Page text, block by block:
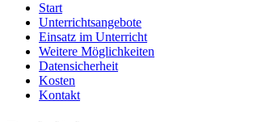
Start
Unterrichtsangebote
Einsatz im Unterricht
Weitere Möglichkeiten
Datensicherheit
Kosten
Kontakt